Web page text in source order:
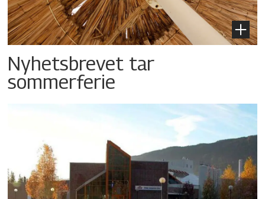
Nyhetsbrevet tar
sommerferie